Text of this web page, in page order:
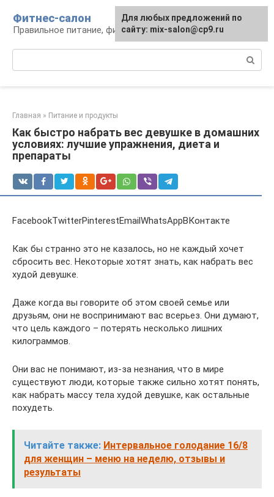
контенту
Фитнес-салон
Правильное питание, фитнес, образ жизни
Главная » Питание и продукты
Как быстро набрать вес девушке в домашних
условиях: лучшие упражнения, диета и
препараты
FacebookTwitterPinterestEmailWhatsAppВКонтакте
Как бы странно это не казалось, но не каждый хочет
сбросить вес. Некоторые хотят знать, как набрать вес
худой девушке.
Даже когда вы говорите об этом своей семье или
друзьям, они не воспринимают вас всерьез. Они думают,
что цель каждого – потерять несколько лишних
килограммов.
Они вас не понимают, из-за незнания, что в мире
существуют люди, которые также сильно хотят понять,
как набрать массу тела худой девушке, как остальные
похудеть.
Читайте также: Интервальное голодание 16/8
для женщин – меню на неделю, отзывы и
результаты
Для любых предложений по
сайту: mix-salon@cp9.ru